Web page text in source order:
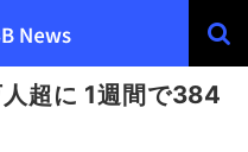
超に 1週間で384